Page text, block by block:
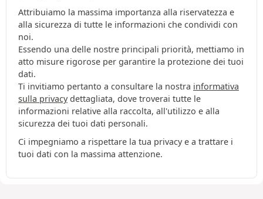
Attribuiamo la massima importanza alla riservatezza e
alla sicurezza di tutte le informazioni che condividi con
noi.
Essendo una delle nostre principali priorità, mettiamo in
atto misure rigorose per garantire la protezione dei tuoi
dati.
Ti invitiamo pertanto a consultare la nostra informativa
sulla privacydettagliata, dove troverai tutte le
informazioni relative alla raccolta, all'utilizzo e alla
sicurezza dei tuoi dati personali.
Ci impegniamo a rispettare la tua privacy e a trattare i
tuoi dati con la massima attenzione.